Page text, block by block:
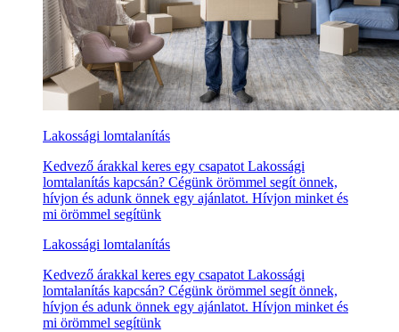
Lakossági lomtalanítás
Kedvező árakkal keres egy csapatot Lakossági
lomtalanítás kapcsán? Cégünk örömmel segít önnek,
hívjon és adunk önnek egy ajánlatot. Hívjon minket és
mi örömmel segítünk
Lakossági lomtalanítás
Kedvező árakkal keres egy csapatot Lakossági
lomtalanítás kapcsán? Cégünk örömmel segít önnek,
hívjon és adunk önnek egy ajánlatot. Hívjon minket és
mi örömmel segítünk